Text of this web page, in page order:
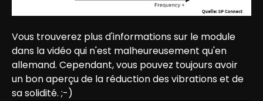
Vous trouverez plus d'informations sur le module
dans la vidéo qui n'est malheureusement qu'en
allemand. Cependant, vous pouvez toujours avoir
un bon aperçu de la réduction des vibrations et de
sa solidité. ;-)